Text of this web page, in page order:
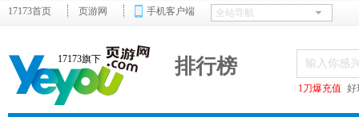
17173首页 页游网 手机客户端
17173旗下 排行榜
1刀爆充值 好